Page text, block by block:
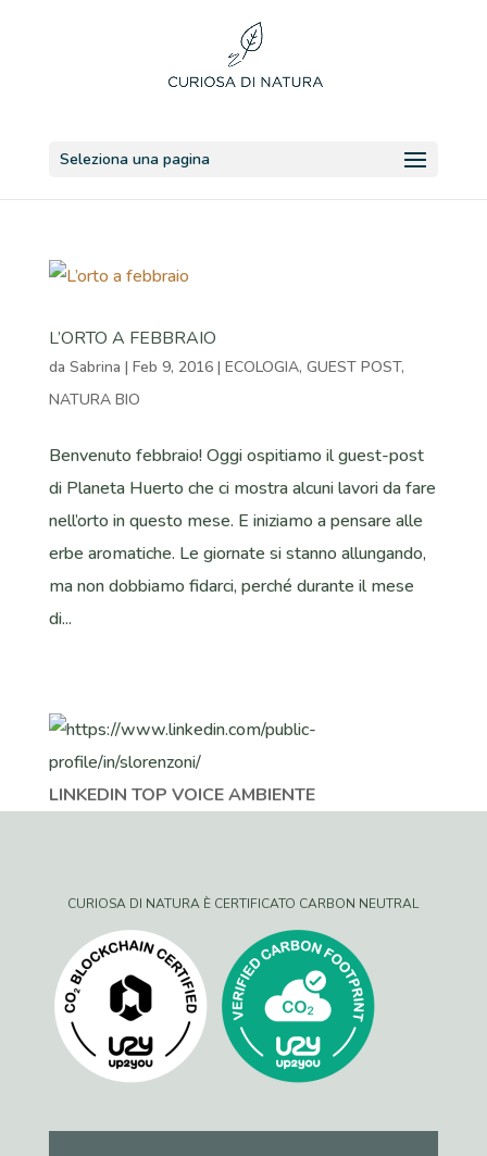
Seleziona una pagina
L’ORTO A FEBBRAIO
da Sabrina | Feb 9, 2016| ECOLOGIA, GUEST POST,
NATURA BIO
Benvenuto febbraio! Oggi ospitiamo il guest-post
di Planeta Huerto che ci mostra alcuni lavori da fare
nell’orto in questo mese. E iniziamo a pensare alle
erbe aromatiche. Le giornate si stanno allungando,
ma non dobbiamo fidarci, perché durante il mese
di...
LINKEDIN TOP VOICE AMBIENTE
CURIOSA DI NATURA È CERTIFICATO CARBON NEUTRAL